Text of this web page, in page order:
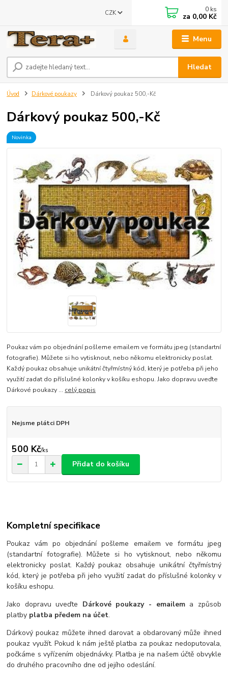
Menu
CZK
Hledat
0 ks
za 0,00 Kč
Úvod Dárkové poukazy Dárkový poukaz 500,-Kč
Dárkový poukaz 500,-Kč
Novinka
Poukaz vám po objednání pošleme emailem ve formátu jpeg (standartní
fotografie). Můžete si ho vytisknout, nebo někomu elektronicky poslat.
Každý poukaz obsahuje unikátní čtyřmístný kód, který je potřeba při jeho
využití zadat do příslušné kolonky v košíku eshopu. Jako dopravu uveďte
Dárkové poukazy ... celý popis
Nejsme plátci DPH
500 Kč/ks
Přidat do košíku
Kompletní specifikace
Poukaz vám po objednání pošleme emailem ve formátu jpeg
(standartní fotografie). Můžete si ho vytisknout, nebo někomu
elektronicky poslat. Každý poukaz obsahuje unikátní čtyřmístný
kód, který je potřeba při jeho využití zadat do příslušné kolonky v
košíku eshopu.
Jako dopravu uveďte Dárkové poukazy - emailema způsob
platby platba předem na účet.
Dárkový poukaz můžete ihned darovat a obdarovaný může ihned
poukaz využít. Pokud k nám ještě platba za poukaz nedoputovala,
počkáme s vyřízením objednávky. Platba je na našem účtě obvykle
do druhého pracovního dne od jejího odeslání.